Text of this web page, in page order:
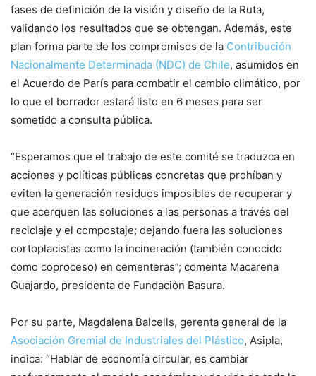
fases de definición de la visión y diseño de la Ruta,
validando los resultados que se obtengan. Además, este
plan forma parte de los compromisos de la Contribución
Nacionalmente Determinada (NDC) de Chile, asumidos en
el Acuerdo de París para combatir el cambio climático, por
lo que el borrador estará listo en 6 meses para ser
sometido a consulta pública.
“Esperamos que el trabajo de este comité se traduzca en
acciones y políticas públicas concretas que prohíban y
eviten la generación residuos imposibles de recuperar y
que acerquen las soluciones a las personas a través del
reciclaje y el compostaje; dejando fuera las soluciones
cortoplacistas como la incineración (también conocido
como coproceso) en cementeras”; comenta Macarena
Guajardo, presidenta de Fundación Basura.
Por su parte, Magdalena Balcells, gerenta general de la
Asociación Gremial de Industriales del Plástico, Asipla,
indica: “Hablar de economía circular, es cambiar